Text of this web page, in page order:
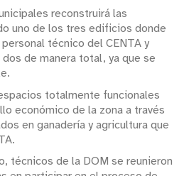
reconstruirá las
uno de los tres edificios donde
técnico del CENTA y
de manera total, ya que se
totalmente funcionales
económico de la zona a través
en ganadería y agricultura que
técnicos de la DOM se reunieron